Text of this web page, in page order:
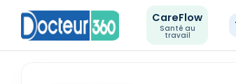
CareFlow
Santé au
travail